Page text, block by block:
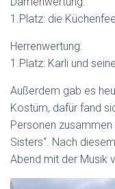
1.Platz: die
Herrenwertung:
1.Platz: Karli und
Außerdem gab es
Kostüm, dafür fand
Personen zusammen
Sisters“. Nach
Abend mit der Musik